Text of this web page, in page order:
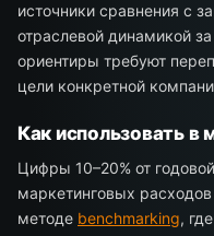
источники сравнения с
отраслевой динамикой
ориентиры требуют
цели конкретной
Как использовать в
Цифры 10–20% от
маркетинговых
методе benchmarking,